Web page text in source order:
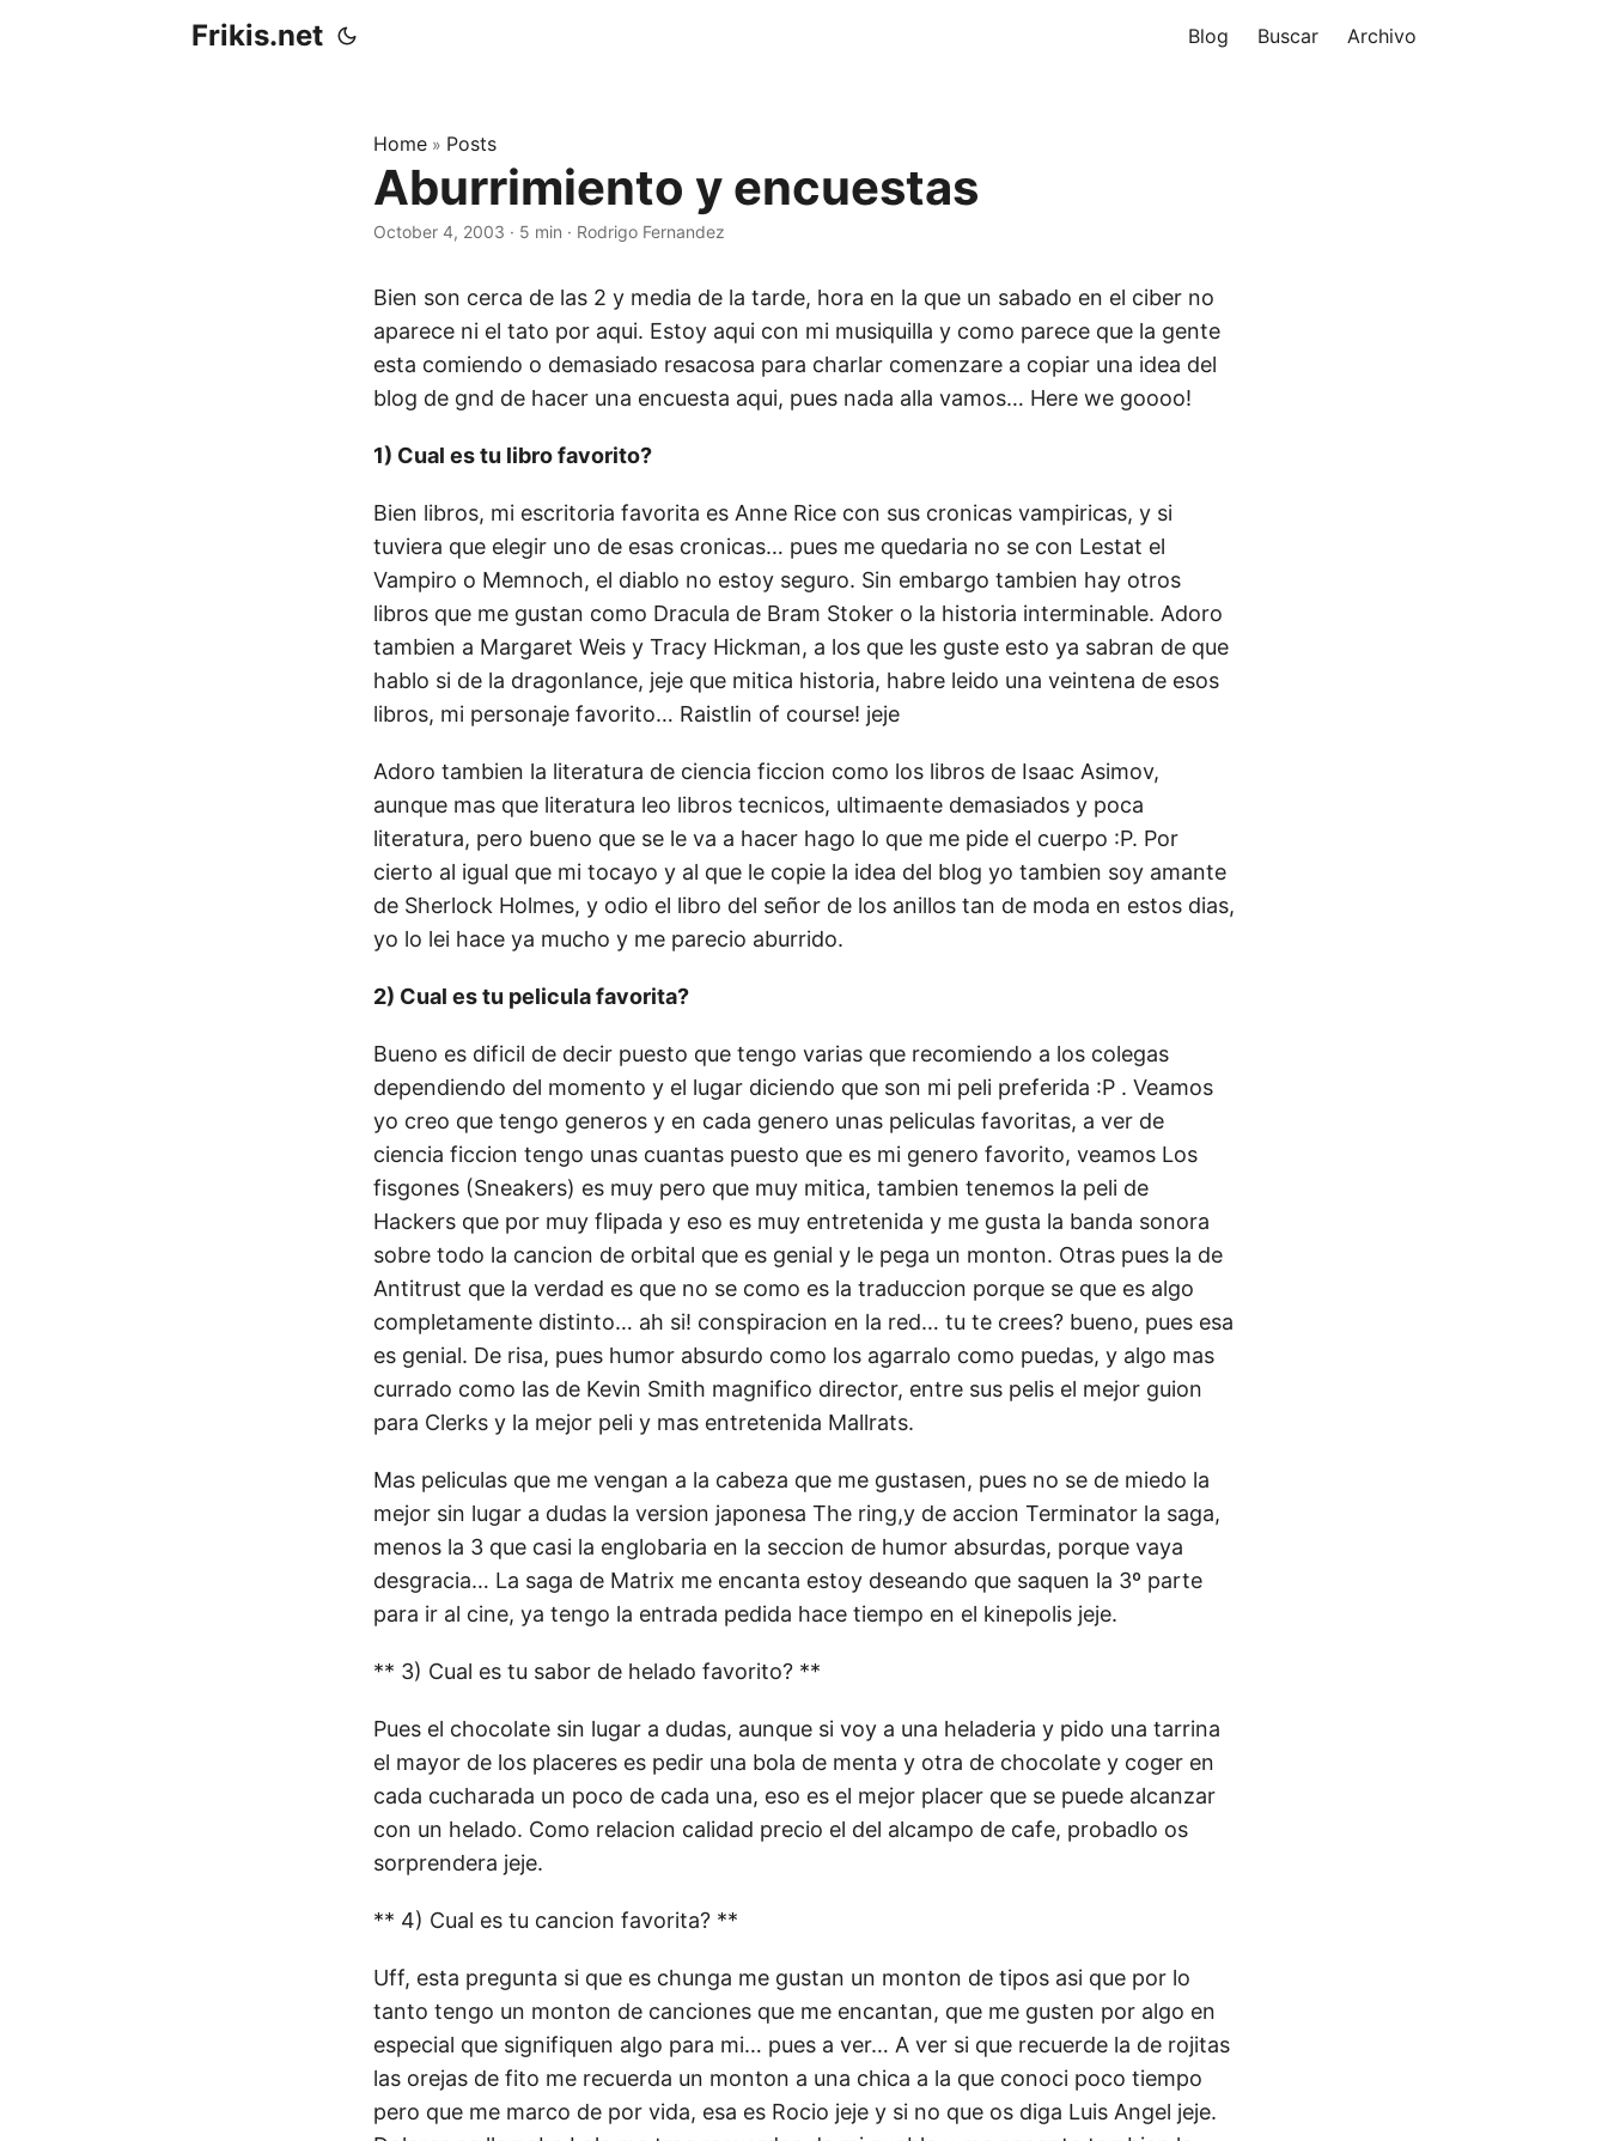
Frikis.net Blog Buscar Archivo
Home » Posts
Aburrimiento y encuestas
October 4, 2003 · 5 min · Rodrigo Fernandez
Bien son cerca de las 2 y media de la tarde, hora en la que un sabado en el ciber no
aparece ni el tato por aqui. Estoy aqui con mi musiquilla y como parece que la gente
esta comiendo o demasiado resacosa para charlar comenzare a copiar una idea del
blog de gnd de hacer una encuesta aqui, pues nada alla vamos… Here we goooo!
1) Cual es tu libro favorito?
Bien libros, mi escritoria favorita es Anne Rice con sus cronicas vampiricas, y si
tuviera que elegir uno de esas cronicas… pues me quedaria no se con Lestat el
Vampiro o Memnoch, el diablo no estoy seguro. Sin embargo tambien hay otros
libros que me gustan como Dracula de Bram Stoker o la historia interminable. Adoro
tambien a Margaret Weis y Tracy Hickman, a los que les guste esto ya sabran de que
hablo si de la dragonlance, jeje que mitica historia, habre leido una veintena de esos
libros, mi personaje favorito… Raistlin of course! jeje
Adoro tambien la literatura de ciencia ficcion como los libros de Isaac Asimov,
aunque mas que literatura leo libros tecnicos, ultimaente demasiados y poca
literatura, pero bueno que se le va a hacer hago lo que me pide el cuerpo :P. Por
cierto al igual que mi tocayo y al que le copie la idea del blog yo tambien soy amante
de Sherlock Holmes, y odio el libro del señor de los anillos tan de moda en estos dias,
yo lo lei hace ya mucho y me parecio aburrido.
2) Cual es tu pelicula favorita?
Bueno es dificil de decir puesto que tengo varias que recomiendo a los colegas
dependiendo del momento y el lugar diciendo que son mi peli preferida :P . Veamos
yo creo que tengo generos y en cada genero unas peliculas favoritas, a ver de
ciencia ficcion tengo unas cuantas puesto que es mi genero favorito, veamos Los
fisgones (Sneakers) es muy pero que muy mitica, tambien tenemos la peli de
Hackers que por muy flipada y eso es muy entretenida y me gusta la banda sonora
sobre todo la cancion de orbital que es genial y le pega un monton. Otras pues la de
Antitrust que la verdad es que no se como es la traduccion porque se que es algo
completamente distinto… ah si! conspiracion en la red… tu te crees? bueno, pues esa
es genial. De risa, pues humor absurdo como los agarralo como puedas, y algo mas
currado como las de Kevin Smith magnifico director, entre sus pelis el mejor guion
para Clerks y la mejor peli y mas entretenida Mallrats.
Mas peliculas que me vengan a la cabeza que me gustasen, pues no se de miedo la
mejor sin lugar a dudas la version japonesa The ring,y de accion Terminator la saga,
menos la 3 que casi la englobaria en la seccion de humor absurdas, porque vaya
desgracia… La saga de Matrix me encanta estoy deseando que saquen la 3º parte
para ir al cine, ya tengo la entrada pedida hace tiempo en el kinepolis jeje.
** 3) Cual es tu sabor de helado favorito? **
Pues el chocolate sin lugar a dudas, aunque si voy a una heladeria y pido una tarrina
el mayor de los placeres es pedir una bola de menta y otra de chocolate y coger en
cada cucharada un poco de cada una, eso es el mejor placer que se puede alcanzar
con un helado. Como relacion calidad precio el del alcampo de cafe, probadlo os
sorprendera jeje.
** 4) Cual es tu cancion favorita? **
Uff, esta pregunta si que es chunga me gustan un monton de tipos asi que por lo
tanto tengo un monton de canciones que me encantan, que me gusten por algo en
especial que signifiquen algo para mi… pues a ver… A ver si que recuerde la de rojitas
las orejas de fito me recuerda un monton a una chica a la que conoci poco tiempo
pero que me marco de por vida, esa es Rocio jeje y si no que os diga Luis Angel jeje.